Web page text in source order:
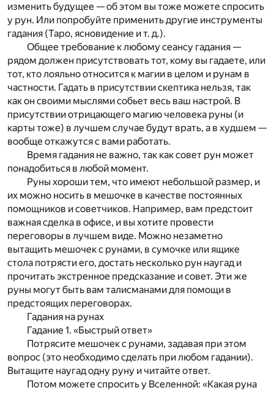
изменить будущее — об этом вы тоже можете спросить
у рун. Или попробуйте применить другие инструменты
гадания (Таро, ясновидение и т. д.).
Общее требование к любому сеансу гадания —
рядом должен присутствовать тот, кому вы гадаете, или
тот, кто лояльно относится к магии в целом и рунам в
частности. Гадать в присутствии скептика нельзя, так
как он своими мыслями собьет весь ваш настрой. В
присутствии отрицающего магию человека руны (и
карты тоже) в лучшем случае будут врать, а в худшем —
вообще откажутся с вами работать.
Время гадания не важно, так как совет рун может
понадобиться в любой момент.
Руны хороши тем, что имеют небольшой размер, и
их можно носить в мешочке в качестве постоянных
помощников и советчиков. Например, вам предстоит
важная сделка в офисе, и вы хотите провести
переговоры в лучшем виде. Можно незаметно
вытащить мешочек с рунами, в сумочке или ящике
стола потрясти его, достать несколько рун наугад и
прочитать экстренное предсказание и совет. Эти же
руны могут быть вам талисманами для помощи в
предстоящих переговорах.
Гадания на рунах
Гадание 1. «Быстрый ответ»
Потрясите мешочек с рунами, задавая при этом
вопрос (это необходимо сделать при любом гадании).
Вытащите наугад одну руну и читайте ответ.
Потом можете спросить у Вселенной: «Какая руна